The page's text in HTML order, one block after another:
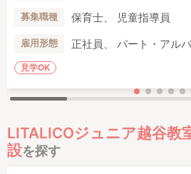
募集職種 保育士、 児童指導員
雇用形態 正社員、 パート・アル
見学OK
LITALICOジュニア越谷教
設を探す